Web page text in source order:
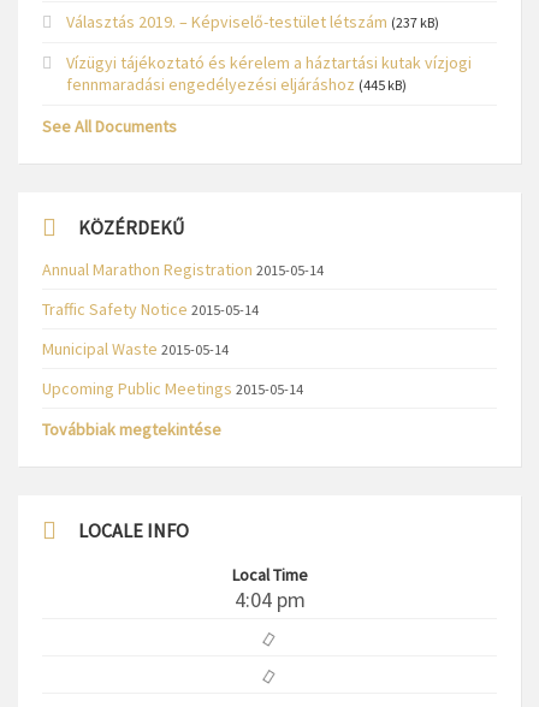
Választás 2019. – Képviselő-testület létszám (237 kB)
Vízügyi tájékoztató és kérelem a háztartási kutak vízjogi
fennmaradási engedélyezési eljáráshoz (445 kB)
See All Documents
KÖZÉRDEKŰ
Annual Marathon Registration 2015-05-14
Traffic Safety Notice 2015-05-14
Municipal Waste 2015-05-14
Upcoming Public Meetings 2015-05-14
Továbbiak megtekintése
LOCALE INFO
Local Time
4:04 pm